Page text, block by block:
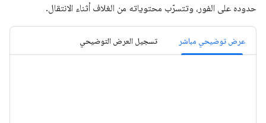
حدوده على الفور، وتتسرّب محتوياته من الغلاف أثناء الانتقال.
عرض توضيحي مباشر تسجيل العرض التوضيحي